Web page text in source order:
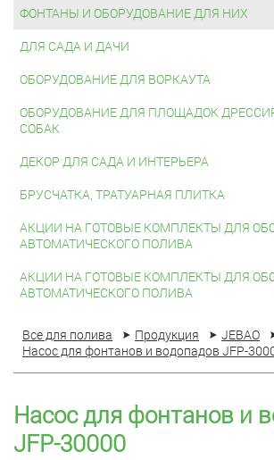
ФОНТАНЫ И ОБОРУДОВАНИЕ ДЛЯ НИХ
ДЛЯ САДА И ДАЧИ
ОБОРУДОВАНИЕ ДЛЯ ВОРКАУТА
ОБОРУДОВАНИЕ ДЛЯ ПЛОЩАДОК
СОБАК
ДЕКОР ДЛЯ САДА И ИНТЕРЬЕРА
БРУСЧАТКА, ТРАТУАРНАЯ ПЛИТКА
АКЦИИ НА ГОТОВЫЕ КОМПЛЕКТЫ ДЛЯ
АВТОМАТИЧЕСКОГО ПОЛИВА
АКЦИИ НА ГОТОВЫЕ КОМПЛЕКТЫ ДЛЯ
АВТОМАТИЧЕСКОГО ПОЛИВА
Все для полива Продукция JEBAO
Насос для фонтанов и водопадов JFP-
Насос для фонтанов и
JFP-30000